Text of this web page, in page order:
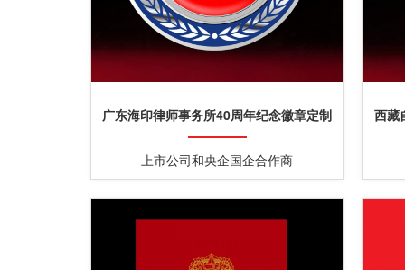
广东海印律师事务所40周年纪念徽章定制
上市公司和央企国企合作商
西藏